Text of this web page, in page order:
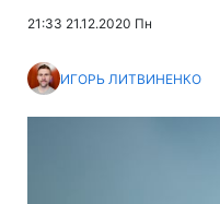
21:33 21.12.2020 Пн
ИГОРЬ ЛИТВИНЕНКО